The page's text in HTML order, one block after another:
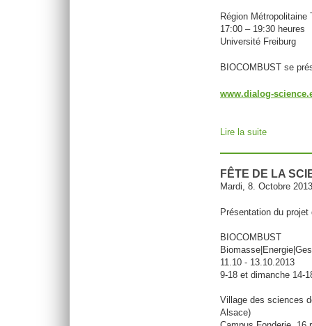
Région Métropolitaine
17:00 – 19:30 heures
Université Freiburg
BIOCOMBUST se
www.dialog-
Lire la suite
FÊTE DE LA
Mardi, 8. Octobre 2013
Présentation du projet
BIOCOMBUST
11.10 - 13.10.2013
9-18 et dimanche 14-
Village des sciences
Alsace)